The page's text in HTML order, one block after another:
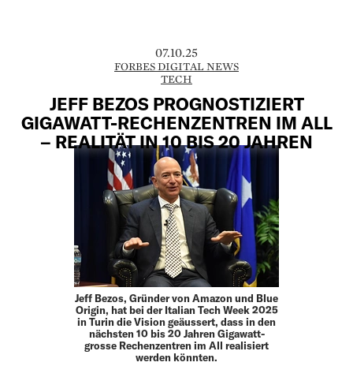
07.10.25
FORBES DIGITAL NEWS
TECH
JEFF BEZOS PROGNOSTIZIERT
GIGAWATT-RECHENZENTREN IM ALL
– REALITÄT IN 10 BIS 20 JAHREN
Jeff Bezos, Gründer von Amazon und Blue
Origin, hat bei der Italian Tech Week 2025
in Turin die Vision geäussert, dass in den
nächsten 10 bis 20 Jahren Gigawatt-
grosse Rechenzentren im All realisiert
werden könnten.